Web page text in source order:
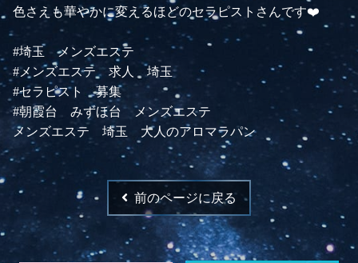
色さえも華やかに変えるほどのセラピストさんです❤️
#埼玉 メンズエステ
#メンズエステ 求人 埼玉
#セラピスト 募集
#朝霞台 みずほ台 メンズエステ
メンズエステ 埼玉 大人のアロマラパン
前のページに戻る